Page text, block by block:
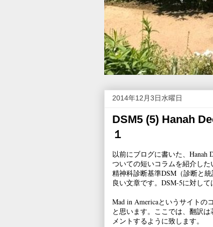
2014年12月3日水曜日
DSM5 (5) Hanah
１
以前にブログに書いた、Hanah
ついての短いコラムを紹介し
精神科診断基準DSM（診断と
良い文章です。DSM-5に対し
Mad in Americaというサイト
と思います。ここでは、翻訳
メントするように致します。